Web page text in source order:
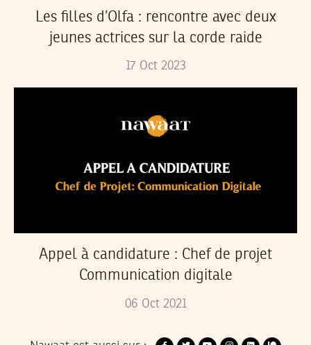
Les filles d’Olfa : rencontre avec deux
jeunes actrices sur la corde raide
17 Oct 2023
Appel à candidature : Chef de projet
Communication digitale
06 Oct 2021